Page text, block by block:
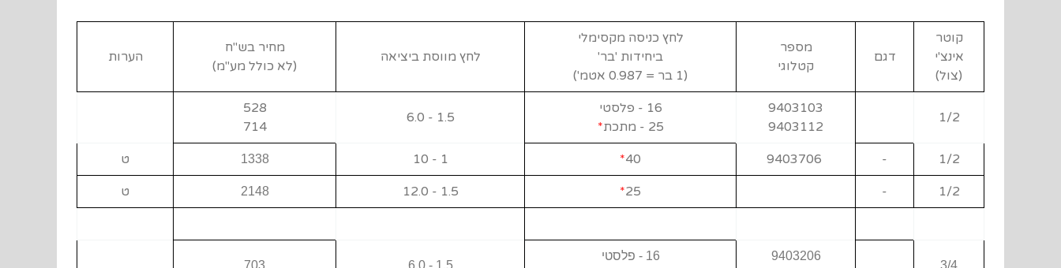
קוטר
אינצ'י
(צול)
דגם
מספר
קטלוגי
לחץ כניסה מקסימלי
ביחידות 'בר'
(1 בר =
0.987 אטמ')
לחץ מווסת ביציאה
מחיר בש"ח
(לא כולל מע"מ)
הערות
1/2
9403103
9403112
16 - פלסטי
25 - מתכת
*
1.5 - 6.0
528
714
1/2
-
40
*
1 - 10
1338 ט
1/2
-
25
*
1.5 - 12.0
2148 ט
3/4
9403206 16 - פלסטי
1.5 - 6.0
703